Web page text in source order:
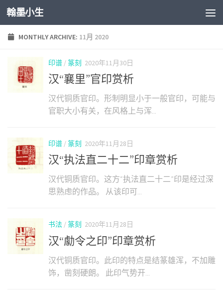
Skip to content
翰墨小生
MONTHLY ARCHIVE: 11月 2020
印谱 / 篆刻 2020年11月30日
汉“襄里”官印赏析
汉代铜质官印。形制明显小于一般官印，可能与
官职大小有关，在风格上与浑...
印谱 / 篆刻 2020年11月28日
汉“执法直二十二”印章赏析
汉代铜质官印。这方“执法直二十二”印是经过深
思熟虑的作品。 从该印可...
书法 / 篆刻 2020年11月28日
汉“勮令之印”印章赏析
汉代铜质官印。此印的特点是结篆雄浑，不加雕
饰，凿刻硬朗。 此印气势开...